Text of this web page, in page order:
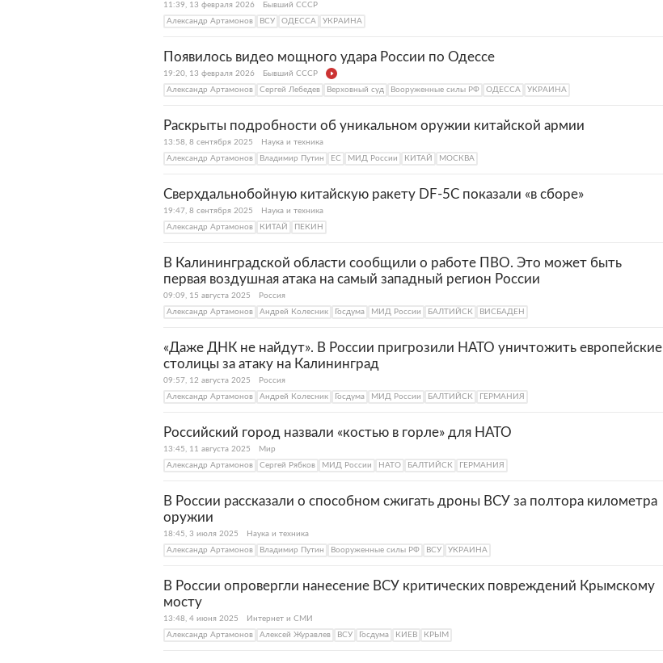
11:39, 13 февраля 2026
Бывший СССР
Александр Артамонов
ВСУ ОДЕССА УКРАИНА
Появилось видео мощного удара России по Одессе
19:20, 13 февраля 2026
Бывший СССР
Александр Артамонов
Сергей Лебедев Верховный суд Вооруженные силы РФ ОДЕССА УКРАИНА
Раскрыты подробности об уникальном оружии китайской армии
13:58, 8 сентября 2025
Наука и техника
Александр Артамонов
Владимир Путин ЕС МИД России КИТАЙ МОСКВА
Сверхдальнобойную китайскую ракету DF-5C показали «в сборе»
19:47, 8 сентября 2025
Наука и техника
Александр Артамонов
КИТАЙ ПЕКИН
В Калининградской области сообщили о работе ПВО. Это может быть
первая воздушная атака на самый западный регион России
09:09, 15 августа 2025
Россия
Александр Артамонов
Андрей Колесник Госдума МИД России БАЛТИЙСК ВИСБАДЕН
«Даже ДНК не найдут». В России пригрозили НАТО уничтожить европейские
столицы за атаку на Калининград
09:57, 12 августа 2025
Россия
Александр Артамонов
Андрей Колесник Госдума МИД России БАЛТИЙСК ГЕРМАНИЯ
Российский город назвали «костью в горле» для НАТО
13:45, 11 августа 2025
Мир
Александр Артамонов
Сергей Рябков МИД России НАТО БАЛТИЙСК ГЕРМАНИЯ
В России рассказали о способном сжигать дроны ВСУ за полтора километра
оружии
18:45, 3 июля 2025
Наука и техника
Александр Артамонов
Владимир Путин Вооруженные силы РФ ВСУ УКРАИНА
В России опровергли нанесение ВСУ критических повреждений Крымскому
мосту
13:48, 4 июня 2025
Интернет и СМИ
Александр Артамонов
Алексей Журавлев ВСУ Госдума КИЕВ КРЫМ